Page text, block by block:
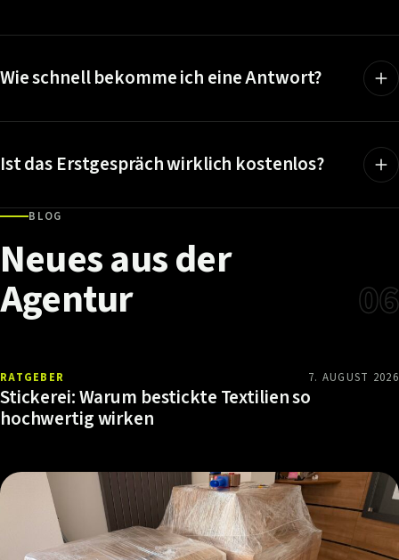
Wie schnell bekomme ich eine Antwort?
Ist das Erstgespräch wirklich kostenlos?
BLOG
Neuesausder
Agentur 06
RATGEBER 7. AUGUST 2026
Stickerei: Warum bestickte Textilien so
hochwertig wirken